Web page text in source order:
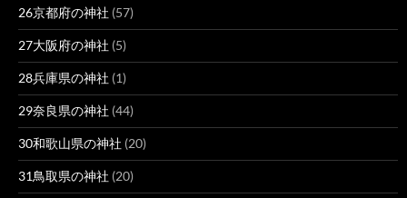
26京都府の神社 (57)
27大阪府の神社 (5)
28兵庫県の神社 (1)
29奈良県の神社 (44)
30和歌山県の神社 (20)
31鳥取県の神社 (20)